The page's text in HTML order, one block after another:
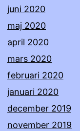
juni 2020
maj 2020
april 2020
mars 2020
februari 2020
januari 2020
december 2019
november 2019